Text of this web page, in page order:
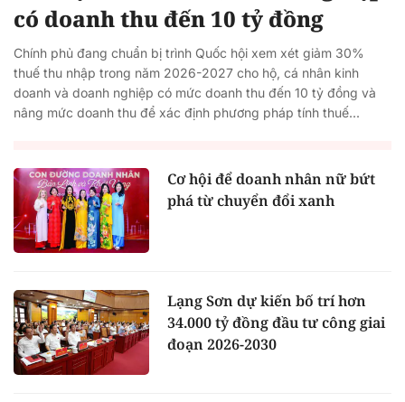
có doanh thu đến 10 tỷ đồng
Chính phủ đang chuẩn bị trình Quốc hội xem xét giảm 30%
thuế thu nhập trong năm 2026-2027 cho hộ, cá nhân kinh
doanh và doanh nghiệp có mức doanh thu đến 10 tỷ đồng và
nâng mức doanh thu để xác định phương pháp tính thuế...
Cơ hội để doanh nhân nữ bứt
phá từ chuyển đổi xanh
Lạng Sơn dự kiến bố trí hơn
34.000 tỷ đồng đầu tư công giai
đoạn 2026-2030